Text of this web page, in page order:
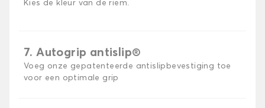
Kies de kleur van de riem.
7. Autogrip antislip®
Voeg onze gepatenteerde antislipbevestiging toe
voor een optimale grip